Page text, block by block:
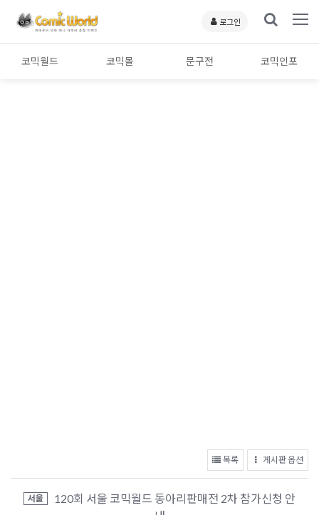
로그인
코믹월드 코믹몰 문구전 코믹인포
목록 게시판 옵션
서울
120회 서울 코믹월드 동아리판매전 2차 참가신청 안